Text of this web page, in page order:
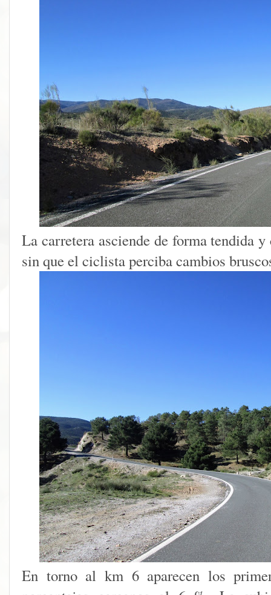
La carretera asciende de forma tendida
sin que el ciclista perciba cambios
En torno al km 6 aparecen los